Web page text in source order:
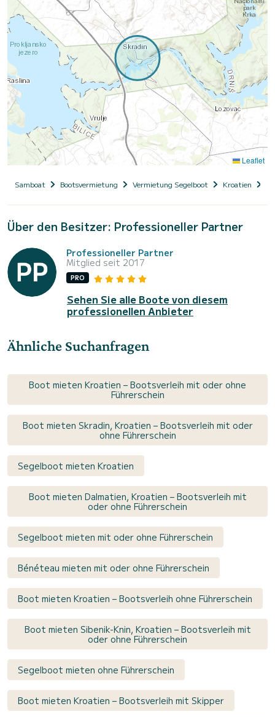
Leaflet
Samboat Bootsvermietung Vermietung Segelboot Kroatien
Über den Besitzer: Professioneller Partner
Professioneller Partner
Mitglied seit 2017
PRO
Sehen Sie alle Boote von diesem
professionellen Anbieter
Ähnliche Suchanfragen
Boot mieten Kroatien – Bootsverleih mit oder ohne
Führerschein
Boot mieten Skradin, Kroatien – Bootsverleih mit oder
ohne Führerschein
Segelboot mieten Kroatien
Boot mieten Dalmatien, Kroatien – Bootsverleih mit
oder ohne Führerschein
Segelboot mieten mit oder ohne Führerschein
Bénéteau mieten mit oder ohne Führerschein
Boot mieten Kroatien – Bootsverleih ohne Führerschein
Boot mieten Sibenik-Knin, Kroatien – Bootsverleih mit
oder ohne Führerschein
Segelboot mieten ohne Führerschein
Boot mieten Kroatien – Bootsverleih mit Skipper